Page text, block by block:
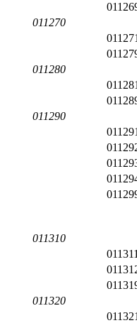
011270
011280
011290
011310
011320